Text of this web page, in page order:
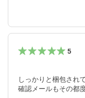
5
しっかりと梱包され
確認メールもその都